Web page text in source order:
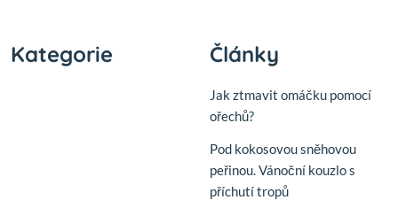
Kategorie Články
Jak ztmavit omáčku pomocí
ořechů?
Pod kokosovou sněhovou
peřinou. Vánoční kouzlo s
příchutí tropů